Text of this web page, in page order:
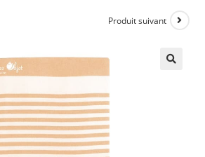
Produit suivant